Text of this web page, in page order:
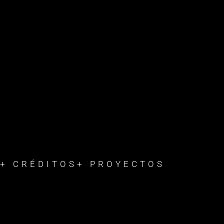
+ CRÉDITOS + PROYECTOS